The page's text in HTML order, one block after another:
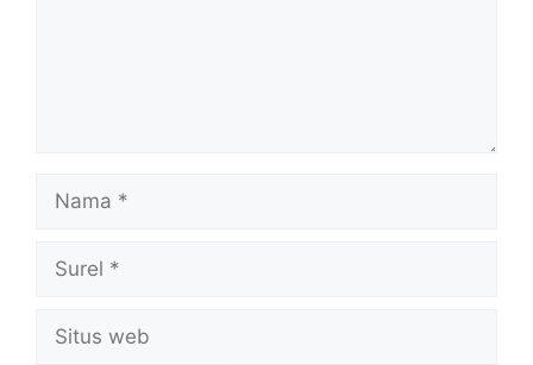
Nama
Surel
Situs
web